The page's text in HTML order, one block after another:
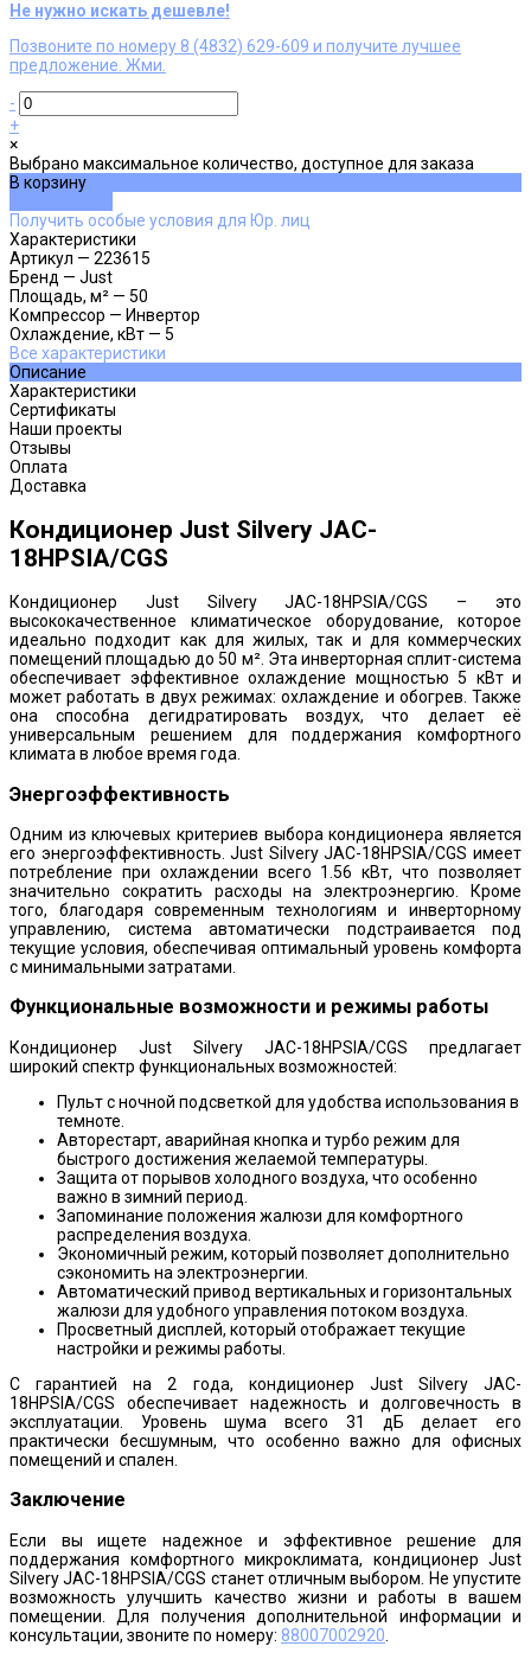
Не нужно искать дешевле!
Позвоните по номеру 8 (4832) 629-609 и получите лучшее
предложение. Жми.
-
+
×
Выбрано максимальное количество, доступное для заказа
В корзину
Получить особые условия для Юр. лиц
Характеристики
Артикул — 223615
Бренд — Just
Площадь, м² — 50
Компрессор — Инвертор
Охлаждение, кВт — 5
Все характеристики
Описание
Характеристики
Сертификаты
Наши проекты
Отзывы
Оплата
Доставка
Кондиционер Just Silvery JAC-
18HPSIA/CGS
Кондиционер Just Silvery JAC-18HPSIA/CGS – это
высококачественное климатическое оборудование, которое
идеально подходит как для жилых, так и для коммерческих
помещений площадью до 50 м². Эта инверторная сплит-система
обеспечивает эффективное охлаждение мощностью 5 кВт и
может работать в двух режимах: охлаждение и обогрев. Также
она способна дегидратировать воздух, что делает её
универсальным решением для поддержания комфортного
климата в любое время года.
Энергоэффективность
Одним из ключевых критериев выбора кондиционера является
его энергоэффективность. Just Silvery JAC-18HPSIA/CGS имеет
потребление при охлаждении всего 1.56 кВт, что позволяет
значительно сократить расходы на электроэнергию. Кроме
того, благодаря современным технологиям и инверторному
управлению, система автоматически подстраивается под
текущие условия, обеспечивая оптимальный уровень комфорта
с минимальными затратами.
Функциональные возможности и режимы работы
Кондиционер Just Silvery JAC-18HPSIA/CGS предлагает
широкий спектр функциональных возможностей:
Пульт с ночной подсветкой для удобства использования в
темноте.
Авторестарт, аварийная кнопка и турбо режим для
быстрого достижения желаемой температуры.
Защита от порывов холодного воздуха, что особенно
важно в зимний период.
Запоминание положения жалюзи для комфортного
распределения воздуха.
Экономичный режим, который позволяет дополнительно
сэкономить на электроэнергии.
Автоматический привод вертикальных и горизонтальных
жалюзи для удобного управления потоком воздуха.
Просветный дисплей, который отображает текущие
настройки и режимы работы.
С гарантией на 2 года, кондиционер Just Silvery JAC-
18HPSIA/CGS обеспечивает надежность и долговечность в
эксплуатации. Уровень шума всего 31 дБ делает его
практически бесшумным, что особенно важно для офисных
помещений и спален.
Заключение
Если вы ищете надежное и эффективное решение для
поддержания комфортного микроклимата, кондиционер Just
Silvery JAC-18HPSIA/CGS станет отличным выбором. Не упустите
возможность улучшить качество жизни и работы в вашем
помещении. Для получения дополнительной информации и
консультации, звоните по номеру: 88007002920